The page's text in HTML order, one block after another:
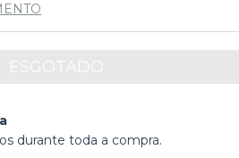
durante toda a compra.